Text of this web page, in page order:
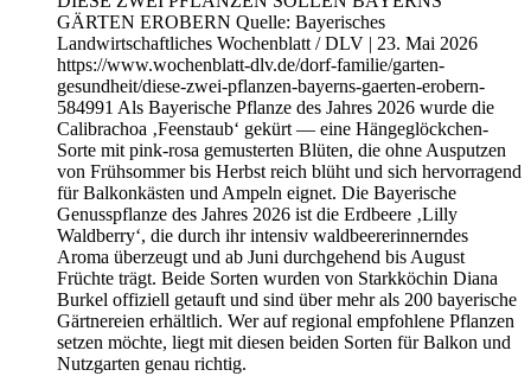
GÄRTEN EROBERN Quelle: Bayerisches
Landwirtschaftliches Wochenblatt / DLV | 23. Mai 2026
https://www.wochenblatt-dlv.de/dorf-familie/garten-
gesundheit/diese-zwei-pflanzen-bayerns-gaerten-erobern-
584991 Als Bayerische Pflanze des Jahres 2026 wurde die
Calibrachoa ‚Feenstaub‘ gekürt — eine Hängeglöckchen-
Sorte mit pink-rosa gemusterten Blüten, die ohne Ausputzen
von Frühsommer bis Herbst reich blüht und sich hervorragend
für Balkonkästen und Ampeln eignet. Die Bayerische
Genusspflanze des Jahres 2026 ist die Erdbeere ‚Lilly
Waldberry‘, die durch ihr intensiv waldbeererinnerndes
Aroma überzeugt und ab Juni durchgehend bis August
Früchte trägt. Beide Sorten wurden von Starkköchin Diana
Burkel offiziell getauft und sind über mehr als 200 bayerische
Gärtnereien erhältlich. Wer auf regional empfohlene Pflanzen
setzen möchte, liegt mit diesen beiden Sorten für Balkon und
Nutzgarten genau richtig.